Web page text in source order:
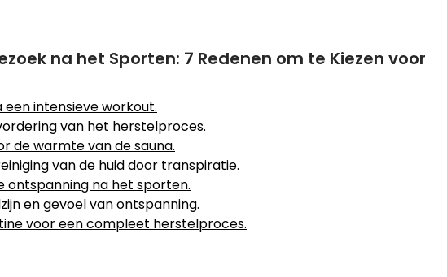
na het Sporten: 7 Redenen om te Kiezen voor
intensieve workout.
van het herstelproces.
de warmte van de sauna.
van de huid door transpiratie.
ontspanning na het sporten.
en gevoel van ontspanning.
voor een compleet herstelproces.